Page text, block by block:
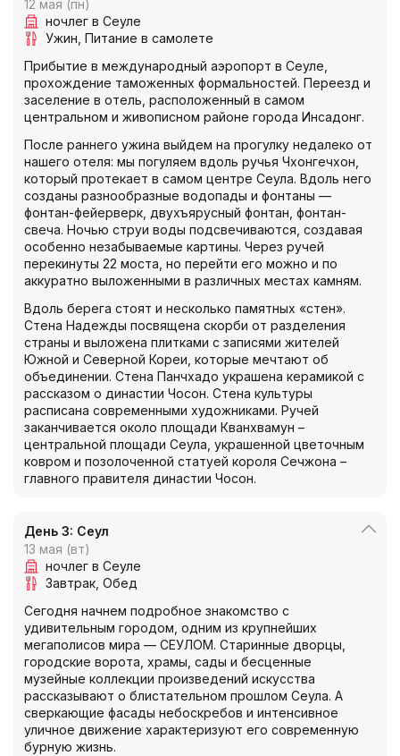
12 мая (пн)
ночлег в Сеуле
Ужин Питание в самолете
Прибытие в международный аэропорт в Сеуле,
прохождение таможенных формальностей. Переезд и
заселение в отель, расположенный в самом
центральном и живописном районе города Инсадонг.
После раннего ужина выйдем на прогулку недалеко от
нашего отеля: мы погуляем вдоль ручья Чхонгечхон,
который протекает в самом центре Сеула. Вдоль него
созданы разнообразные водопады и фонтаны —
фонтан-фейерверк, двухъярусный фонтан, фонтан-
свеча. Ночью струи воды подсвечиваются, создавая
особенно незабываемые картины. Через ручей
перекинуты 22 моста, но перейти его можно и по
аккуратно выложенными в различных местах камням.
Вдоль берега стоят и несколько памятных «стен».
Стена Надежды посвящена скорби от разделения
страны и выложена плитками с записями жителей
Южной и Северной Кореи, которые мечтают об
объединении. Стена Панчхадо украшена керамикой с
рассказом о династии Чосон. Стена культуры
расписана современными художниками. Ручей
заканчивается около площади Кванхвамун –
центральной площади Сеула, украшенной цветочным
ковром и позолоченной статуей короля Сечжона –
главного правителя династии Чосон.
День 3: Сеул
13 мая (вт)
ночлег в Сеуле
Завтрак Обед
Сегодня начнем подробное знакомство с
удивительным городом, одним из крупнейших
мегаполисов мира — СЕУЛОМ. Старинные дворцы,
городские ворота, храмы, сады и бесценные
музейные коллекции произведений искусства
рассказывают о блистательном прошлом Сеула. А
сверкающие фасады небоскребов и интенсивное
уличное движение характеризуют его современную
бурную жизнь.